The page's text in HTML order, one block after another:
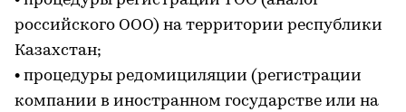
российского ООО) на территории республики
Казахстан;
• процедуры редомициляции (регистрации
компании в иностранном государстве или на